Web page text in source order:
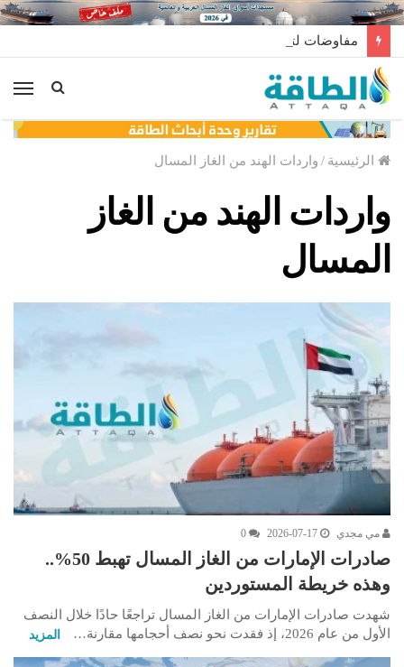
مفاوضات لتخزين النفط العراقي في الخارج
الرئيسية / واردات الهند من الغاز المسال
واردات الهند من الغاز
المسال
مي مجدي 2026-07-17
0
صادرات الإمارات من الغاز المسال تهبط 50%..
وهذه خريطة المستوردين
شهدت صادرات الإمارات من الغاز المسال تراجعًا حادًا خلال النصف
الأول من عام 2026، إذ فقدت نحو نصف أحجامها مقارنة…
المزيد